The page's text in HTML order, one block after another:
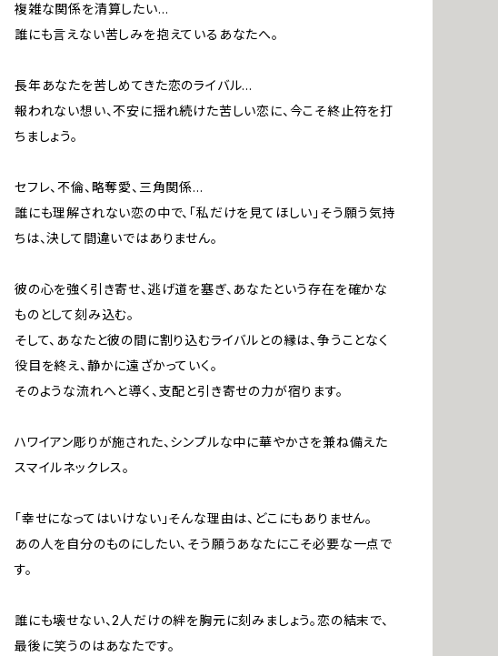
複雑な関係を清算したい…
誰にも言えない苦しみを抱えているあなたへ。
長年あなたを苦しめてきた恋のライバル…
報われない想い、不安に揺れ続けた苦しい恋に、今こそ終止符を打
ちましょう。
セフレ、不倫、略奪愛、三角関係…
誰にも理解されない恋の中で、「私だけを見てほしい」そう願う気持
ちは、決して間違いではありません。
彼の心を強く引き寄せ、逃げ道を塞ぎ、あなたという存在を確かな
ものとして刻み込む。
そして、あなたと彼の間に割り込むライバルとの縁は、争うことなく
役目を終え、静かに遠ざかっていく。
そのような流れへと導く、支配と引き寄せの力が宿ります。
ハワイアン彫りが施された、シンプルな中に華やかさを兼ね備えた
スマイルネックレス。
「幸せになってはいけない」そんな理由は、どこにもありません。
あの人を自分のものにしたい、そう願うあなたにこそ必要な一点で
す。
誰にも壊せない、2人だけの絆を胸元に刻みましょう。恋の結末で、
最後に笑うのはあなたです。